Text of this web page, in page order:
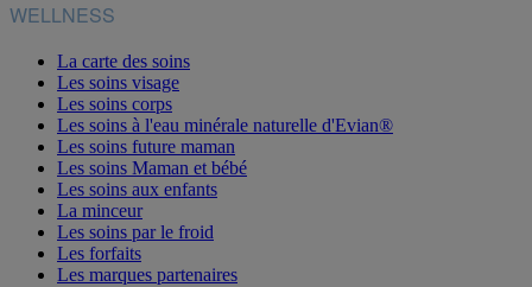
WELLNESS
La carte des soins
Les soins visage
Les soins corps
Les soins à l'eau minérale naturelle d'Evian®
Les soins future maman
Les soins Maman et bébé
Les soins aux enfants
La minceur
Les soins par le froid
Les forfaits
Les marques partenaires